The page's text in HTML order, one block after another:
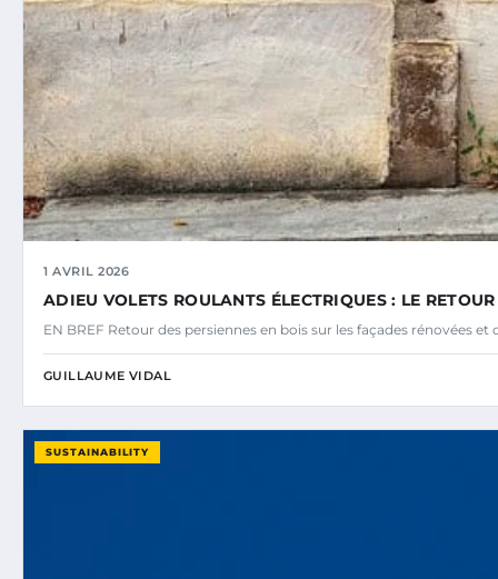
1 AVRIL 2026
ADIEU VOLETS ROULANTS ÉLECTRIQUES : LE
EN BREF Retour des persiennes en bois sur les façades rénovées
GUILLAUME VIDAL
SUSTAINABILITY